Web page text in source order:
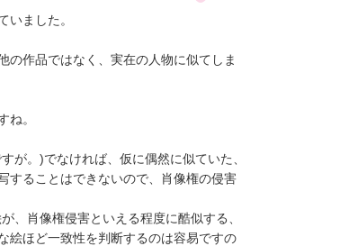
いました。
の作品ではなく、実在の人物に似てしま
ね。
が。)でなければ、仮に偶然に似ていた、
することはできないので、肖像権の侵害
、肖像権侵害といえる程度に酷似する、
絵ほど一致性を判断するのは容易ですの